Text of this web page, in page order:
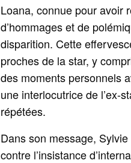
Loana, connue pour avoir
d’hommages et de
disparition. Cette
proches de la star, y
des moments personnels
une interlocutrice de l’ex-
répétées.
Dans son message,
contre l’insistance